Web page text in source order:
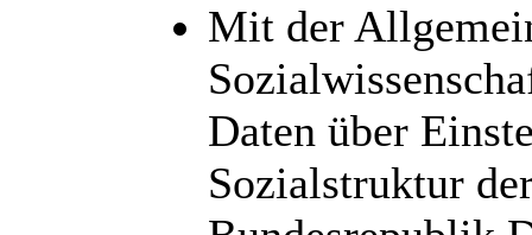
Mit der
Daten über
Sozialstruktur